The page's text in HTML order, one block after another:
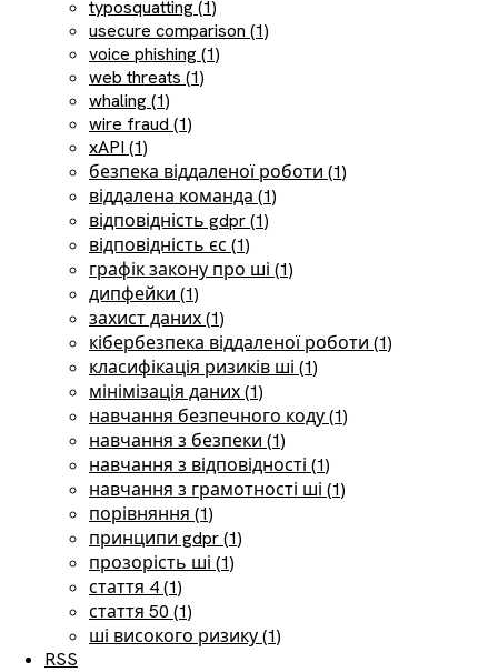
typosquatting (1)
usecure comparison (1)
voice phishing (1)
web threats (1)
whaling (1)
wire fraud (1)
xAPI (1)
безпека віддаленої роботи (1)
віддалена команда (1)
відповідність gdpr (1)
відповідність єс (1)
графік закону про ші (1)
дипфейки (1)
захист даних (1)
кібербезпека віддаленої роботи (1)
класифікація ризиків ші (1)
мінімізація даних (1)
навчання безпечного коду (1)
навчання з безпеки (1)
навчання з відповідності (1)
навчання з грамотності ші (1)
порівняння (1)
принципи gdpr (1)
прозорість ші (1)
стаття 4 (1)
стаття 50 (1)
ші високого ризику (1)
RSS